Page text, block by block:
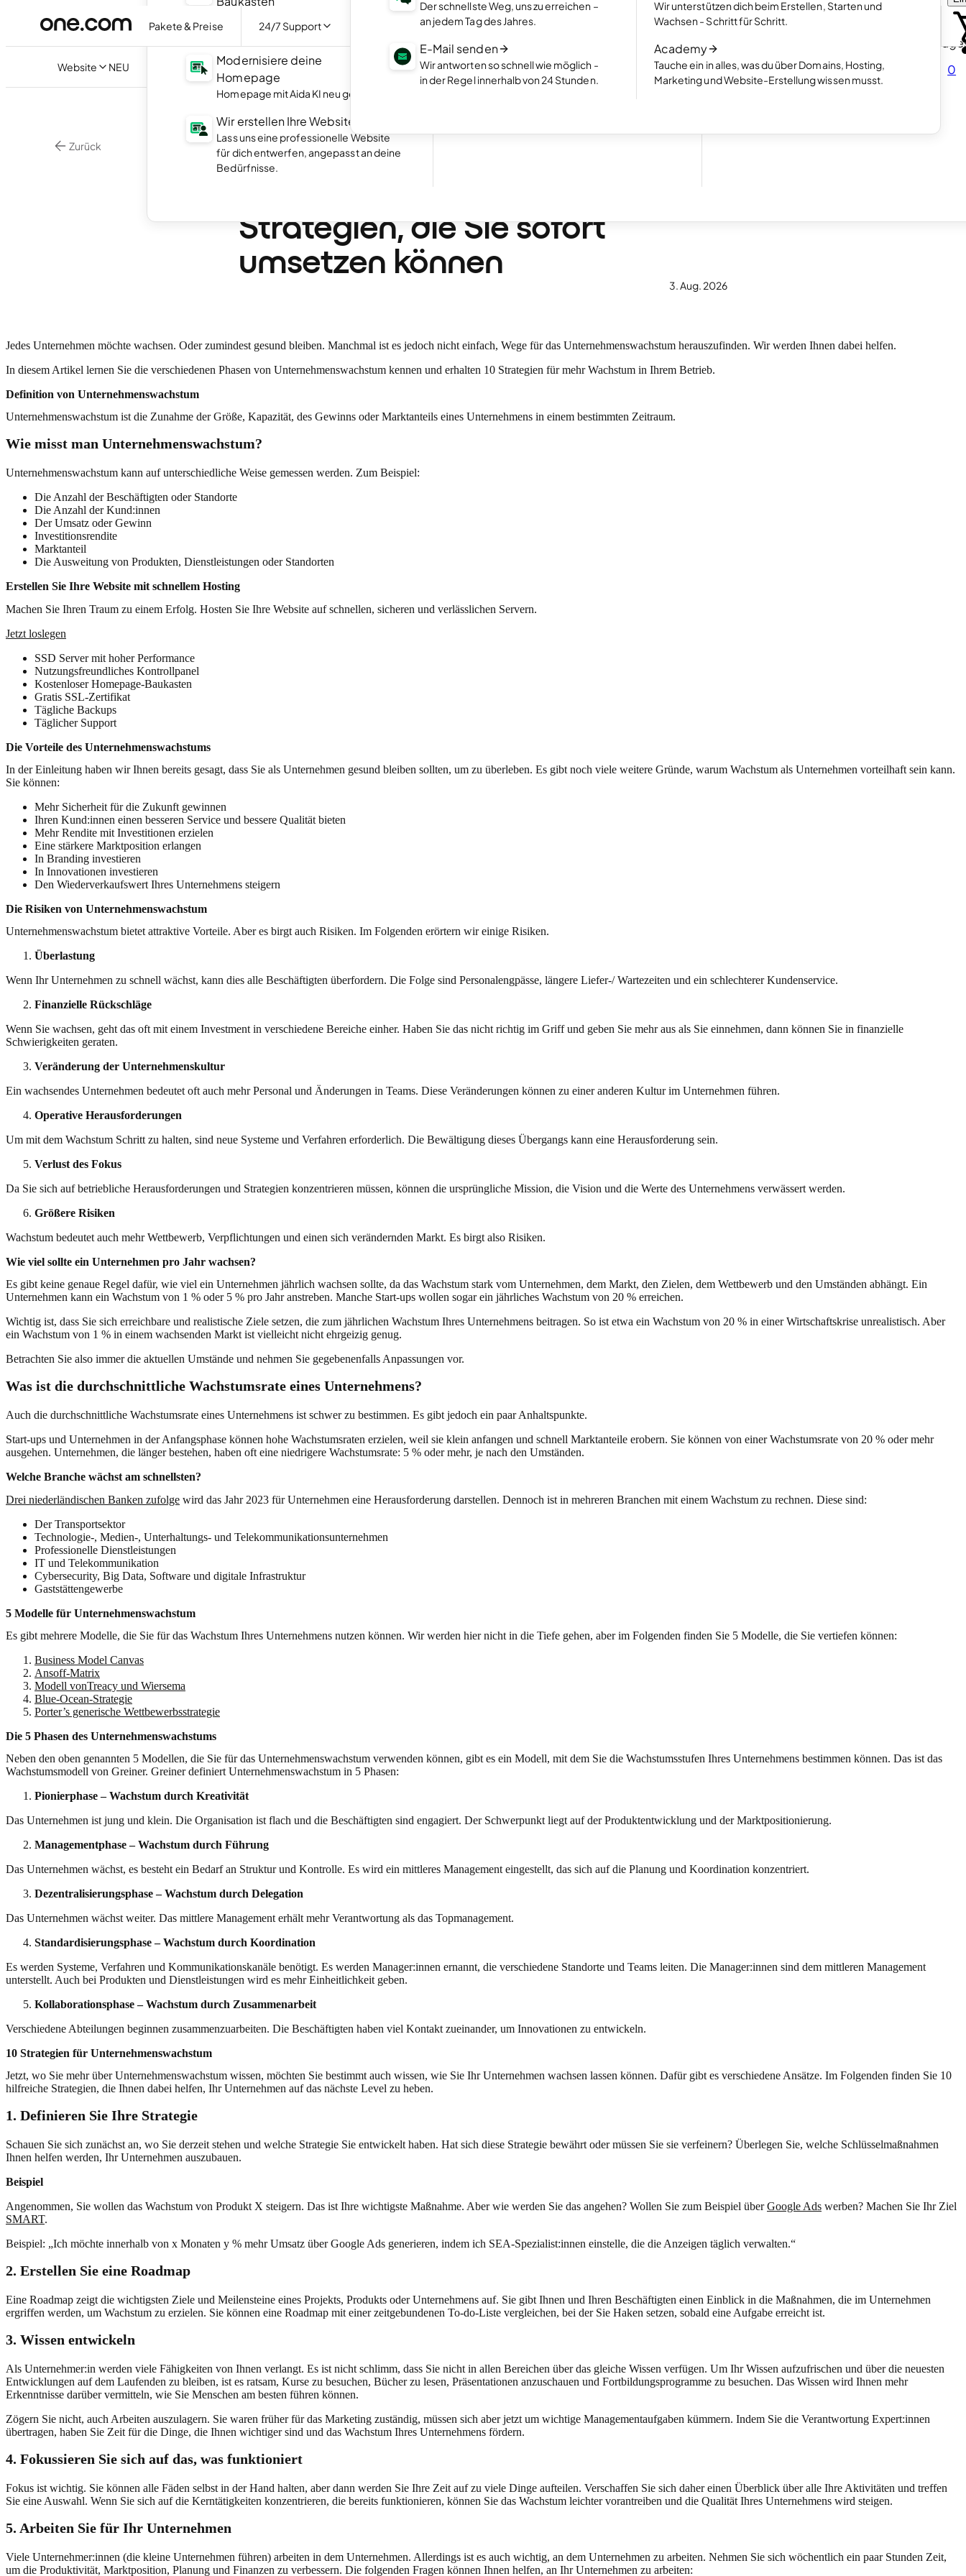
Pakete & Preise 24/7 Support
Der schnellste Weg, uns zu erreichen –
an jedem Tag des Jahres.
E-Mail senden
Wir antworten so schnell wie möglich -
in der Regel innerhalb von 24 Stunden.
Wir unterstützen dich beim Erstellen, Starten und
Wachsen - Schritt für Schritt.
Academy
Tauche ein in alles, was du über Domains, Hosting,
Marketing und Website-Erstellung wissen musst.
0
Website NEU
der KI.
Modernisiere deine
Homepage
NEU
Homepage mit Aida KI neu gestalten.
Wir erstellen Ihre Website
Lass uns eine professionelle Website
für dich entwerfen, angepasst an deine
Bedürfnisse.
Online-Portfolio.
Starte deinen Online-Shop
Online-Shop einrichten und Umsatz machen.
Buchungen entgegennehmen
Lass deine Kunden Termine direkt auf deiner
Artikel lesen
So funktioniert die Erstellung von
mit KI
Artikel lesen
Hervorragend
Zurück
Online Marketing
Unternehmenswachstum: 10
Strategien, die Sie sofort
umsetzen können
3. Aug. 2026
Jedes Unternehmen möchte wachsen. Oder zumindest gesund bleiben. Manchmal ist es jedoch nicht einfach, Wege für das Unternehmenswachstum herauszufinden. Wir werden Ihnen dabei helfen.
In diesem Artikel lernen Sie die verschiedenen Phasen von Unternehmenswachstum kennen und erhalten 10 Strategien für mehr Wachstum in Ihrem Betrieb.
Definition von Unternehmenswachstum
Unternehmenswachstum ist die Zunahme der Größe, Kapazität, des Gewinns oder Marktanteils eines Unternehmens in einem bestimmten Zeitraum.
Wie misst man Unternehmenswachstum?
Unternehmenswachstum kann auf unterschiedliche Weise gemessen werden. Zum Beispiel:
Die Anzahl der Beschäftigten oder Standorte
Die Anzahl der Kund:innen
Der Umsatz oder Gewinn
Investitionsrendite
Marktanteil
Die Ausweitung von Produkten, Dienstleistungen oder Standorten
Erstellen Sie Ihre Website mit schnellem Hosting
Machen Sie Ihren Traum zu einem Erfolg. Hosten Sie Ihre Website auf schnellen, sicheren und verlässlichen Servern.
Jetzt loslegen
SSD Server mit hoher Performance
Nutzungsfreundliches Kontrollpanel
Kostenloser Homepage-Baukasten
Gratis SSL-Zertifikat
Tägliche Backups
Täglicher Support
Die Vorteile des Unternehmenswachstums
In der Einleitung haben wir Ihnen bereits gesagt, dass Sie als Unternehmen gesund bleiben sollten, um zu überleben. Es gibt noch viele weitere Gründe, warum Wachstum als Unternehmen vorteilhaft sein kann.
Sie können:
Mehr Sicherheit für die Zukunft gewinnen
Ihren Kund:innen einen besseren Service und bessere Qualität bieten
Mehr Rendite mit Investitionen erzielen
Eine stärkere Marktposition erlangen
In Branding investieren
In Innovationen investieren
Den Wiederverkaufswert Ihres Unternehmens steigern
Die Risiken von Unternehmenswachstum
Unternehmenswachstum bietet attraktive Vorteile. Aber es birgt auch Risiken. Im Folgenden erörtern wir einige Risiken.
Überlastung
Wenn Ihr Unternehmen zu schnell wächst, kann dies alle Beschäftigten überfordern. Die Folge sind Personalengpässe, längere Liefer-/ Wartezeiten und ein schlechterer Kundenservice.
Finanzielle Rückschläge
Wenn Sie wachsen, geht das oft mit einem Investment in verschiedene Bereiche einher. Haben Sie das nicht richtig im Griff und geben Sie mehr aus als Sie einnehmen, dann können Sie in finanzielle
Schwierigkeiten geraten.
Veränderung der Unternehmenskultur
Ein wachsendes Unternehmen bedeutet oft auch mehr Personal und Änderungen in Teams. Diese Veränderungen können zu einer anderen Kultur im Unternehmen führen.
Operative Herausforderungen
Um mit dem Wachstum Schritt zu halten, sind neue Systeme und Verfahren erforderlich. Die Bewältigung dieses Übergangs kann eine Herausforderung sein.
Verlust des Fokus
Da Sie sich auf betriebliche Herausforderungen und Strategien konzentrieren müssen, können die ursprüngliche Mission, die Vision und die Werte des Unternehmens verwässert werden.
Größere Risiken
Wachstum bedeutet auch mehr Wettbewerb, Verpflichtungen und einen sich verändernden Markt. Es birgt also Risiken.
Wie viel sollte ein Unternehmen pro Jahr wachsen?
Es gibt keine genaue Regel dafür, wie viel ein Unternehmen jährlich wachsen sollte, da das Wachstum stark vom Unternehmen, dem Markt, den Zielen, dem Wettbewerb und den Umständen abhängt. Ein
Unternehmen kann ein Wachstum von 1 % oder 5 % pro Jahr anstreben. Manche Start-ups wollen sogar ein jährliches Wachstum von 20 % erreichen.
Wichtig ist, dass Sie sich erreichbare und realistische Ziele setzen, die zum jährlichen Wachstum Ihres Unternehmens beitragen. So ist etwa ein Wachstum von 20 % in einer Wirtschaftskrise unrealistisch. Aber
ein Wachstum von 1 % in einem wachsenden Markt ist vielleicht nicht ehrgeizig genug.
Betrachten Sie also immer die aktuellen Umstände und nehmen Sie gegebenenfalls Anpassungen vor.
Was ist die durchschnittliche Wachstumsrate eines Unternehmens?
Auch die durchschnittliche Wachstumsrate eines Unternehmens ist schwer zu bestimmen. Es gibt jedoch ein paar Anhaltspunkte.
Start-ups und Unternehmen in der Anfangsphase können hohe Wachstumsraten erzielen, weil sie klein anfangen und schnell Marktanteile erobern. Sie können von einer Wachstumsrate von 20 % oder mehr
ausgehen. Unternehmen, die länger bestehen, haben oft eine niedrigere Wachstumsrate: 5 % oder mehr, je nach den Umständen.
Welche Branche wächst am schnellsten?
Drei niederländischen Banken zufolge wird das Jahr 2023 für Unternehmen eine Herausforderung darstellen. Dennoch ist in mehreren Branchen mit einem Wachstum zu rechnen. Diese sind:
Der Transportsektor
Technologie-, Medien-, Unterhaltungs- und Telekommunikationsunternehmen
Professionelle Dienstleistungen
IT und Telekommunikation
Cybersecurity, Big Data, Software und digitale Infrastruktur
Gaststättengewerbe
5 Modelle für Unternehmenswachstum
Es gibt mehrere Modelle, die Sie für das Wachstum Ihres Unternehmens nutzen können. Wir werden hier nicht in die Tiefe gehen, aber im Folgenden finden Sie 5 Modelle, die Sie vertiefen können:
Business Model Canvas
Ansoff-Matrix
Modell vonTreacy und Wiersema
Blue-Ocean-Strategie
Porter’s generische Wettbewerbsstrategie
Die 5 Phasen des Unternehmenswachstums
Neben den oben genannten 5 Modellen, die Sie für das Unternehmenswachstum verwenden können, gibt es ein Modell, mit dem Sie die Wachstumsstufen Ihres Unternehmens bestimmen können. Das ist das
Wachstumsmodell von Greiner. Greiner definiert Unternehmenswachstum in 5 Phasen:
Pionierphase – Wachstum durch Kreativität
Das Unternehmen ist jung und klein. Die Organisation ist flach und die Beschäftigten sind engagiert. Der Schwerpunkt liegt auf der Produktentwicklung und der Marktpositionierung.
Managementphase – Wachstum durch Führung
Das Unternehmen wächst, es besteht ein Bedarf an Struktur und Kontrolle. Es wird ein mittleres Management eingestellt, das sich auf die Planung und Koordination konzentriert.
Dezentralisierungsphase – Wachstum durch Delegation
Das Unternehmen wächst weiter. Das mittlere Management erhält mehr Verantwortung als das Topmanagement.
Standardisierungsphase – Wachstum durch Koordination
Es werden Systeme, Verfahren und Kommunikationskanäle benötigt. Es werden Manager:innen ernannt, die verschiedene Standorte und Teams leiten. Die Manager:innen sind dem mittleren Management
unterstellt. Auch bei Produkten und Dienstleistungen wird es mehr Einheitlichkeit geben.
Kollaborationsphase – Wachstum durch Zusammenarbeit
Verschiedene Abteilungen beginnen zusammenzuarbeiten. Die Beschäftigten haben viel Kontakt zueinander, um Innovationen zu entwickeln.
10 Strategien für Unternehmenswachstum
Jetzt, wo Sie mehr über Unternehmenswachstum wissen, möchten Sie bestimmt auch wissen, wie Sie Ihr Unternehmen wachsen lassen können. Dafür gibt es verschiedene Ansätze. Im Folgenden finden Sie 10
hilfreiche Strategien, die Ihnen dabei helfen, Ihr Unternehmen auf das nächste Level zu heben.
1. Definieren Sie Ihre Strategie
Schauen Sie sich zunächst an, wo Sie derzeit stehen und welche Strategie Sie entwickelt haben. Hat sich diese Strategie bewährt oder müssen Sie sie verfeinern? Überlegen Sie, welche Schlüsselmaßnahmen
Ihnen helfen werden, Ihr Unternehmen auszubauen.
Beispiel
Angenommen, Sie wollen das Wachstum von Produkt X steigern. Das ist Ihre wichtigste Maßnahme. Aber wie werden Sie das angehen? Wollen Sie zum Beispiel überGoogle Ads werben? Machen Sie Ihr Ziel
SMART.
Beispiel: „Ich möchte innerhalb von x Monaten y % mehr Umsatz über Google Ads generieren, indem ich SEA-Spezialist:innen einstelle, die die Anzeigen täglich verwalten.“
2. Erstellen Sie eine Roadmap
Eine Roadmap zeigt die wichtigsten Ziele und Meilensteine eines Projekts, Produkts oder Unternehmens auf. Sie gibt Ihnen und Ihren Beschäftigten einen Einblick in die Maßnahmen, die im Unternehmen
ergriffen werden, um Wachstum zu erzielen. Sie können eine Roadmap mit einer zeitgebundenen To-do-Liste vergleichen, bei der Sie Haken setzen, sobald eine Aufgabe erreicht ist.
3. Wissen entwickeln
Als Unternehmer:in werden viele Fähigkeiten von Ihnen verlangt. Es ist nicht schlimm, dass Sie nicht in allen Bereichen über das gleiche Wissen verfügen. Um Ihr Wissen aufzufrischen und über die neuesten
Entwicklungen auf dem Laufenden zu bleiben, ist es ratsam, Kurse zu besuchen, Bücher zu lesen, Präsentationen anzuschauen und Fortbildungsprogramme zu besuchen. Das Wissen wird Ihnen mehr
Erkenntnisse darüber vermitteln, wie Sie Menschen am besten führen können.
Zögern Sie nicht, auch Arbeiten auszulagern. Sie waren früher für das Marketing zuständig, müssen sich aber jetzt um wichtige Managementaufgaben kümmern. Indem Sie die Verantwortung Expert:innen
übertragen, haben Sie Zeit für die Dinge, die Ihnen wichtiger sind und das Wachstum Ihres Unternehmens fördern.
4. Fokussieren Sie sich auf das, was funktioniert
Fokus ist wichtig. Sie können alle Fäden selbst in der Hand halten, aber dann werden Sie Ihre Zeit auf zu viele Dinge aufteilen. Verschaffen Sie sich daher einen Überblick über alle Ihre Aktivitäten und treffen
Sie eine Auswahl. Wenn Sie sich auf die Kerntätigkeiten konzentrieren, die bereits funktionieren, können Sie das Wachstum leichter vorantreiben und die Qualität Ihres Unternehmens wird steigen.
5. Arbeiten Sie für Ihr Unternehmen
Viele Unternehmer:innen (die kleine Unternehmen führen) arbeiten in dem Unternehmen. Allerdings ist es auch wichtig, an dem Unternehmen zu arbeiten. Nehmen Sie sich wöchentlich ein paar Stunden Zeit,
um die Produktivität, Marktposition, Planung und Finanzen zu verbessern. Die folgenden Fragen können Ihnen helfen, an Ihr Unternehmen zu arbeiten: